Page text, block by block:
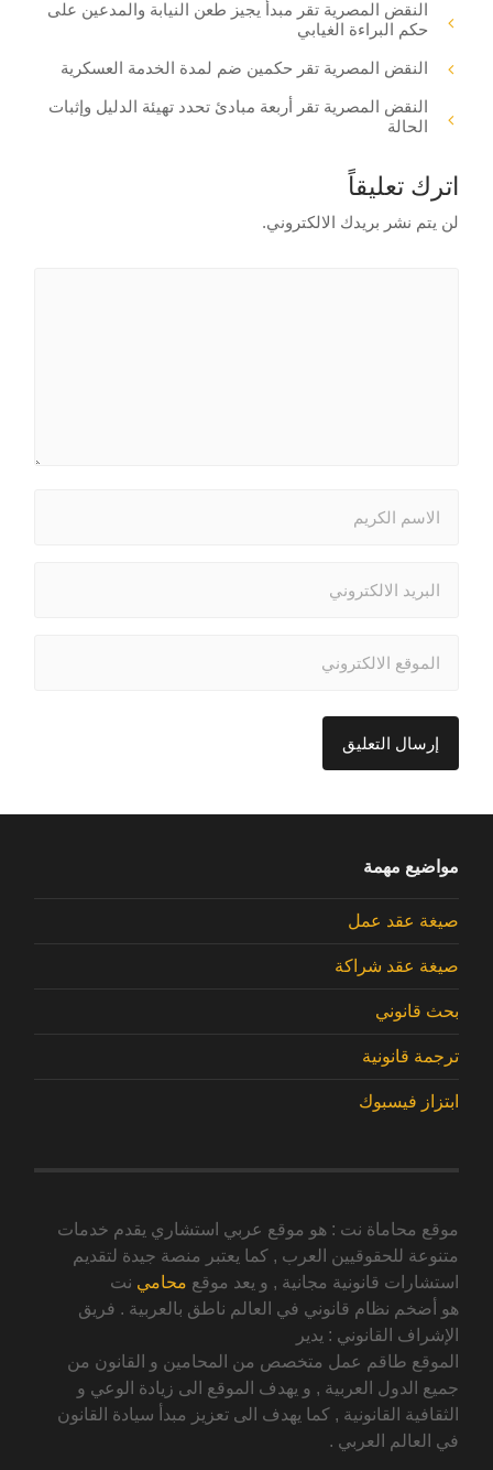
النقض المصرية تقر مبدأ يجيز طعن النيابة والمدعين على
حكم البراءة الغيابي
النقض المصرية تقر حكمين ضم لمدة الخدمة العسكرية
النقض المصرية تقر أربعة مبادئ تحدد تهيئة الدليل وإثبات
الحالة
اترك تعليقاً
لن يتم نشر بريدك الالكتروني.
مواضيع مهمة
صيغة عقد عمل
صيغة عقد شراكة
بحث قانوني
ترجمة قانونية
ابتزاز فيسبوك
موقع محاماة نت : هو موقع عربي استشاري يقدم خدمات
متنوعة للحقوقيين العرب , كما يعتبر منصة جيدة لتقديم
استشارات قانونية مجانية , و يعد موقع محامي نت
هو أضخم نظام قانوني في العالم ناطق بالعربية . فريق
الإشراف القانوني : يدير
الموقع طاقم عمل متخصص من المحامين و القانون من
جميع الدول العربية , و يهدف الموقع الى زيادة الوعي و
الثقافية القانونية , كما يهدف الى تعزيز مبدأ سيادة القانون
في العالم العربي .